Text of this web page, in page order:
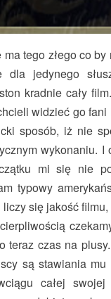
ma tego złego co
dla jedynego
kradnie cały
widzieć go fani
sposób, iż nie
wykonaniu.
mi się nie
typowy
liczy się jakość
teraz czas na
są stawiania mu
całej